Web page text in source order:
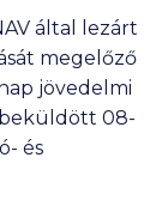
által lezárt
megelőző
jövedelmi
beküldött 08-
és